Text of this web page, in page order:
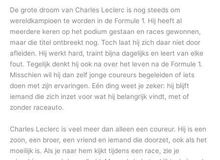
De grote droom van Charles Leclerc is nog steeds om
wereldkampioen te worden in de Formule 1. Hij heeft al
meerdere keren op het podium gestaan en races gewonnen,
maar die titel ontbreekt nog. Toch laat hij zich daar niet door
afleiden. Hij werkt hard, traint bijna dagelijks en leert van elke
fout. Tegelijk denkt hij ook na over het leven na de Formule 1.
Misschien wil hij dan zelf jonge coureurs begeleiden of iets
doen met zijn ervaringen. Eén ding weet je zeker: hij blijft
iemand die zich inzet voor wat hij belangrijk vindt, met of
zonder raceauto.
Charles Leclerc is veel meer dan alleen een coureur. Hij is een
zoon, een broer, een vriend en iemand die doorzet, ook als het
moeilijk is. Als je naar hem kijkt tijdens een race, zie je